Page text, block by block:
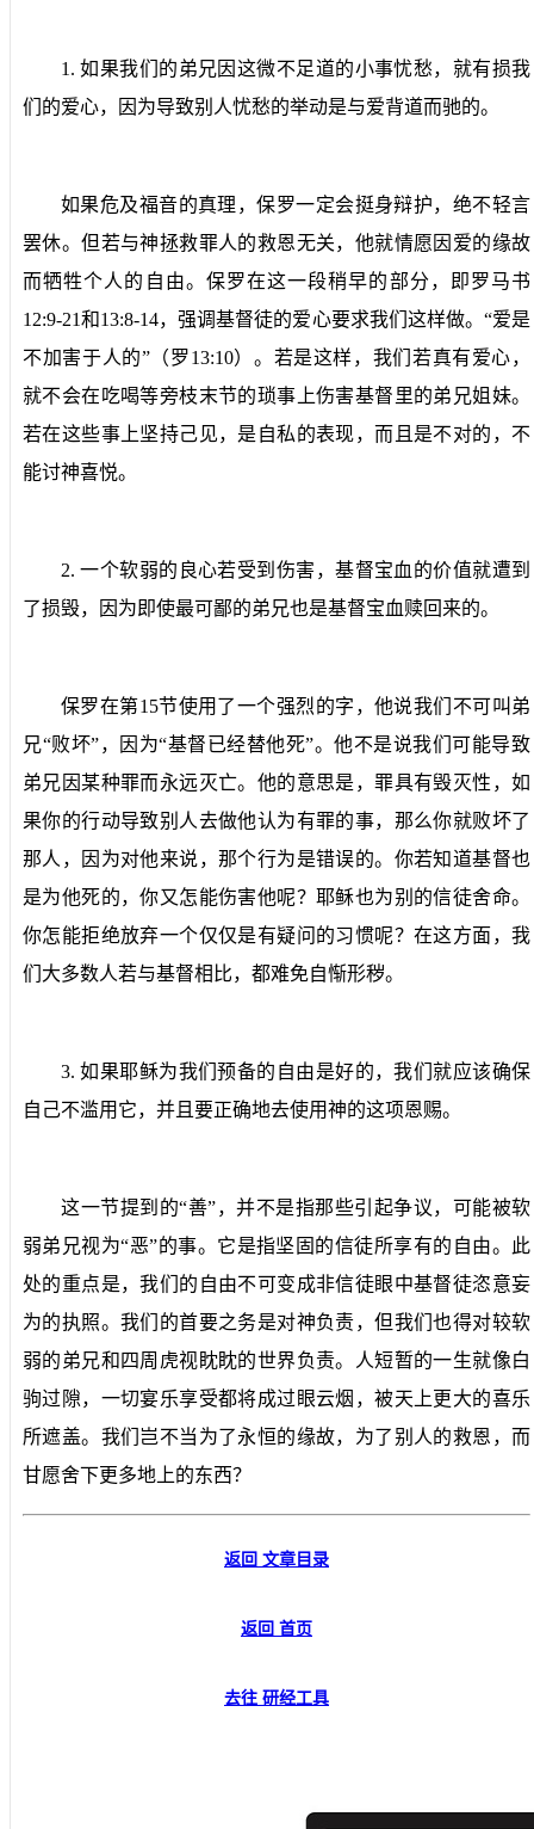
1.如果我们的弟兄因这微不足道的小事忧愁，就有损我
们的爱心，因为导致别人忧愁的举动是与爱背道而驰的。
如果危及福音的真理，保罗一定会挺身辩护，绝不轻言
罢休。但若与神拯救罪人的救恩无关，他就情愿因爱的缘故
而牺牲个人的自由。保罗在这一段稍早的部分，即罗马书
12:9-21和13:8-14，强调基督徒的爱心要求我们这样做。“爱是
不加害于人的”（罗13:10）。若是这样，我们若真有爱心，
就不会在吃喝等旁枝末节的琐事上伤害基督里的弟兄姐妹。
若在这些事上坚持己见，是自私的表现，而且是不对的，不
能讨神喜悦。
2.一个软弱的良心若受到伤害，基督宝血的价值就遭到
了损毁，因为即使最可鄙的弟兄也是基督宝血赎回来的。
保罗在第15节使用了一个强烈的字，他说我们不可叫弟
兄“败坏”，因为“基督已经替他死”。他不是说我们可能导致
弟兄因某种罪而永远灭亡。他的意思是，罪具有毁灭性，如
果你的行动导致别人去做他认为有罪的事，那么你就败坏了
那人，因为对他来说，那个行为是错误的。你若知道基督也
是为他死的，你又怎能伤害他呢？耶稣也为别的信徒舍命。
你怎能拒绝放弃一个仅仅是有疑问的习惯呢？在这方面，我
们大多数人若与基督相比，都难免自惭形秽。
3.如果耶稣为我们预备的自由是好的，我们就应该确保
自己不滥用它，并且要正确地去使用神的这项恩赐。
这一节提到的“善”，并不是指那些引起争议，可能被软
弱弟兄视为“恶”的事。它是指坚固的信徒所享有的自由。此
处的重点是，我们的自由不可变成非信徒眼中基督徒恣意妄
为的执照。我们的首要之务是对神负责，但我们也得对较软
弱的弟兄和四周虎视眈眈的世界负责。人短暂的一生就像白
驹过隙，一切宴乐享受都将成过眼云烟，被天上更大的喜乐
所遮盖。我们岂不当为了永恒的缘故，为了别人的救恩，而
甘愿舍下更多地上的东西？
返回 文章目录
返回 首页
去往 研经工具